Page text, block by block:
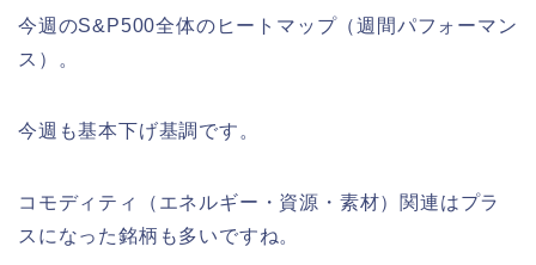
今週のS&P500全体のヒートマップ（週間パフォーマン
ス）。
今週も基本下げ基調です。
コモディティ（エネルギー・資源・素材）関連はプラ
スになった銘柄も多いですね。